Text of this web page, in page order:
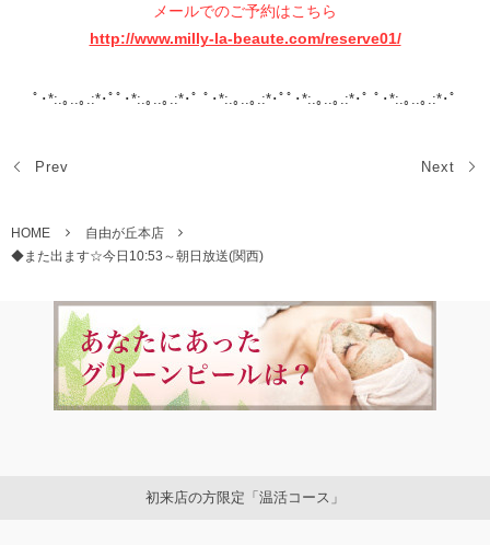
メールでのご予約はこちら
http://www.milly-la-beaute.com/reserve01/
ﾟ･*:.｡..｡.:*･ﾟﾟ･*:.｡..｡.:*･ﾟ ﾟ･*:.｡..｡.:*･ﾟﾟ･*:.｡..｡.:*･ﾟ ﾟ･*:.｡..｡.:*･ﾟ
Prev Next
HOME
自由が丘本店
◆また出ます☆今日10:53～朝日放送(関西)
初来店の方限定「温活コース」